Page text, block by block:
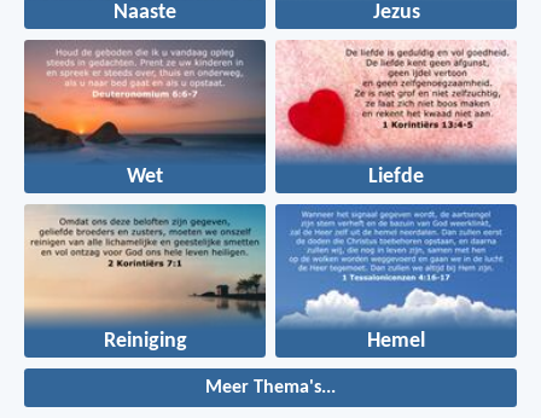
Naaste Jezus
Wet Liefde
Reiniging Hemel
Meer Thema's...